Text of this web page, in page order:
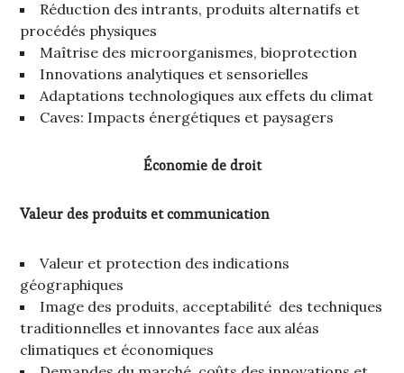
Réduction des intrants, produits alternatifs et
procédés physiques
Maîtrise des microorganismes, bioprotection
Innovations analytiques et sensorielles
Adaptations technologiques aux effets du climat
Caves: Impacts énergétiques et paysagers
Économie de droit
Valeur des produits et communication
Valeur et protection des indications
géographiques
Image des produits, acceptabilité des techniques
traditionnelles et innovantes face aux aléas
climatiques et économiques